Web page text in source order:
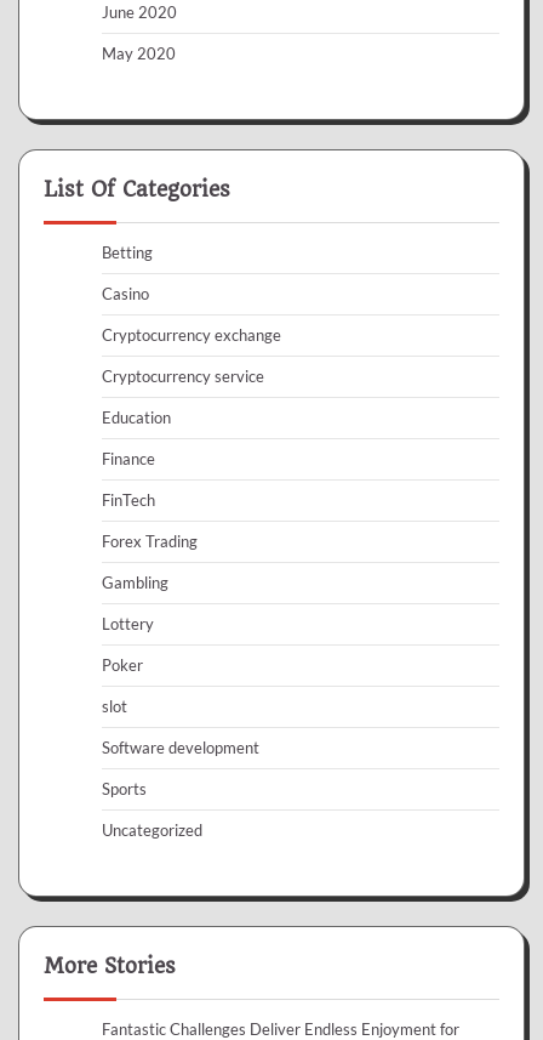
June 2020
May 2020
List Of Categories
Betting
Casino
Cryptocurrency exchange
Cryptocurrency service
Education
Finance
FinTech
Forex Trading
Gambling
Lottery
Poker
slot
Software development
Sports
Uncategorized
More Stories
Fantastic Challenges Deliver Endless Enjoyment for